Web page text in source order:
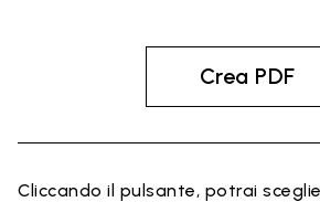
Crea PDF
Cliccando il pulsante, potrai